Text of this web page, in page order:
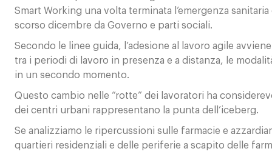
Smart Working una volta terminata l’emergenza
scorso dicembre da Governo e parti sociali.
Secondo le linee guida, l’adesione al lavoro agile
tra i periodi di lavoro in presenza e a distanza, le
in un secondo momento.
Questo cambio nelle “rotte” dei lavoratori ha
dei centri urbani rappresentano la punta dell’iceberg.
Se analizziamo le ripercussioni sulle farmacie e
quartieri residenziali e delle periferie a scapito delle